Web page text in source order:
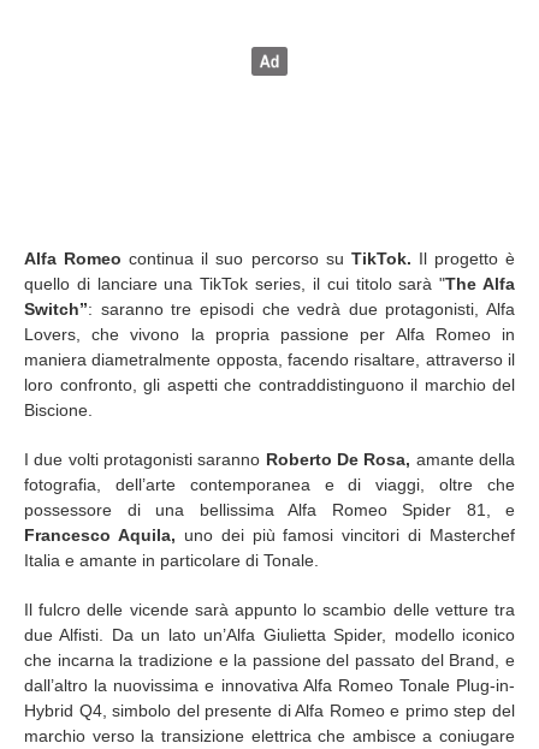
Alfa Romeo continua il suo percorso su TikTok. Il progetto è
quello di lanciare una TikTok series, il cui titolo sarà "The Alfa
Switch”: saranno tre episodi che vedrà due protagonisti, Alfa
Lovers, che vivono la propria passione per Alfa Romeo in
maniera diametralmente opposta, facendo risaltare, attraverso il
loro confronto, gli aspetti che contraddistinguono il marchio del
Biscione.
I due volti protagonisti saranno Roberto De Rosa, amante della
fotografia, dell’arte contemporanea e di viaggi, oltre che
possessore di una bellissima Alfa Romeo Spider 81, e
Francesco Aquila, uno dei più famosi vincitori di Masterchef
Italia e amante in particolare di Tonale.
Il fulcro delle vicende sarà appunto lo scambio delle vetture tra
due Alfisti. Da un lato un’Alfa Giulietta Spider, modello iconico
che incarna la tradizione e la passione del passato del Brand, e
dall’altro la nuovissima e innovativa Alfa Romeo Tonale Plug-in-
Hybrid Q4, simbolo del presente di Alfa Romeo e primo step del
marchio verso la transizione elettrica che ambisce a coniugare